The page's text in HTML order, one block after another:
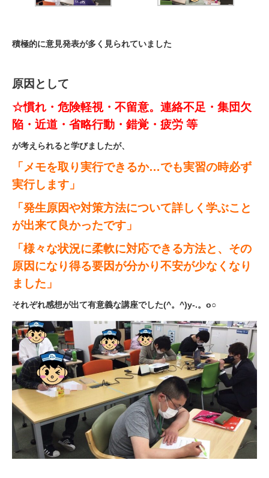
積極的に意見発表が多く見られていました
原因として
☆慣れ・危険軽視・不留意。連絡不足・集団欠
陥・近道・省略行動・錯覚・疲労 等
が考えられると学びましたが、
「メモを取り実行できるか…でも実習の時必ず
実行します」
「発生原因や対策方法について詳しく学ぶこと
が出来て良かったです」
「様々な状況に柔軟に対応できる方法と、その
原因になり得る要因が分かり不安が少なくなり
ました」
それぞれ感想が出て有意義な講座でした(^。^)y-.。o○